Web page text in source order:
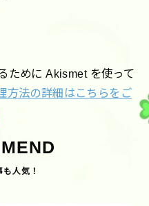
ために Akismet を使って
方法の詳細はこちらをご